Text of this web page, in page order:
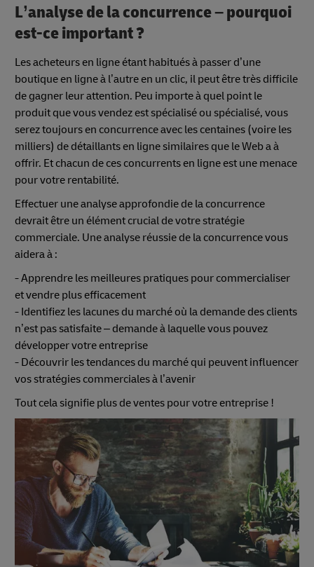
L’analyse de la concurrence – pourquoi
est-ce important ?
Les acheteurs en ligne étant habitués à passer d’une
boutique en ligne à l’autre en un clic, il peut être très difficile
de gagner leur attention. Peu importe à quel point le
produit que vous vendez est spécialisé ou spécialisé, vous
serez toujours en concurrence avec les centaines (voire les
milliers) de détaillants en ligne similaires que le Web a à
offrir. Et chacun de ces concurrents en ligne est une menace
pour votre rentabilité.
Effectuer une analyse approfondie de la concurrence
devrait être un élément crucial de votre stratégie
commerciale. Une analyse réussie de la concurrence vous
aidera à :
- Apprendre les meilleures pratiques pour commercialiser
et vendre plus efficacement
- Identifiez les lacunes du marché où la demande des clients
n’est pas satisfaite – demande à laquelle vous pouvez
développer votre entreprise
- Découvrir les tendances du marché qui peuvent influencer
vos stratégies commerciales à l’avenir
Tout cela signifie plus de ventes pour votre entreprise !